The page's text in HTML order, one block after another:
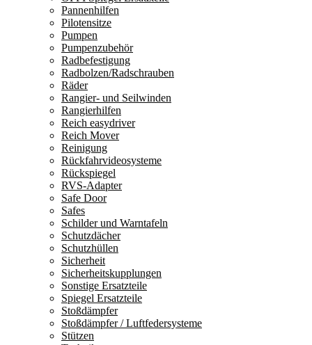
Pannenhilfen
Pilotensitze
Pumpen
Pumpenzubehör
Radbefestigung
Radbolzen/Radschrauben
Räder
Rangier- und Seilwinden
Rangierhilfen
Reich easydriver
Reich Mover
Reinigung
Rückfahrvideosysteme
Rückspiegel
RVS-Adapter
Safe Door
Safes
Schilder und Warntafeln
Schutzdächer
Schutzhüllen
Sicherheit
Sicherheitskupplungen
Sonstige Ersatzteile
Spiegel Ersatzteile
Stoßdämpfer
Stoßdämpfer / Luftfedersysteme
Stützen